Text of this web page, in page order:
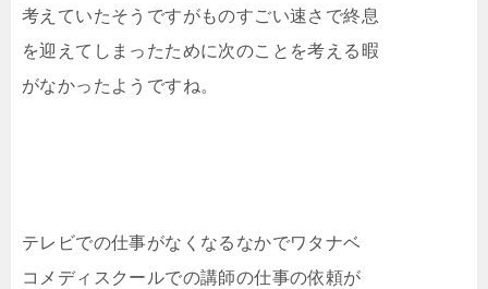
考えていたそうですがものすごい速さで終息
を迎えてしまったために次のことを考える暇
がなかったようですね。
テレビでの仕事がなくなるなかでワタナベ
コメディスクールでの講師の仕事の依頼が